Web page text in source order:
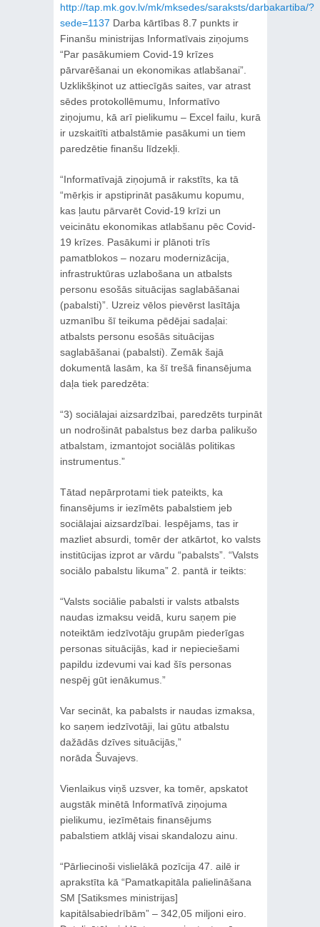
http://tap.mk.gov.lv/mk/mksedes/saraksts/darbakartiba/?
sede=1137 Darba kārtības 8.7 punkts ir
Finanšu ministrijas Informatīvais ziņojums
“Par pasākumiem Covid-19 krīzes
pārvarēšanai un ekonomikas atlabšanai”.
Uzklikšķinot uz attiecīgās saites, var atrast
sēdes protokollēmumu, Informatīvo
ziņojumu, kā arī pielikumu – Excel failu, kurā
ir uzskaitīti atbalstāmie pasākumi un tiem
paredzētie finanšu līdzekļi.
“Informatīvajā ziņojumā ir rakstīts, ka tā
“mērķis ir apstiprināt pasākumu kopumu,
kas ļautu pārvarēt Covid-19 krīzi un
veicinātu ekonomikas atlabšanu pēc Covid-
19 krīzes. Pasākumi ir plānoti trīs
pamatblokos – nozaru modernizācija,
infrastruktūras uzlabošana un atbalsts
personu esošās situācijas saglabāšanai
(pabalsti)”. Uzreiz vēlos pievērst lasītāja
uzmanību šī teikuma pēdējai sadaļai:
atbalsts personu esošās situācijas
saglabāšanai (pabalsti). Zemāk šajā
dokumentā lasām, ka šī trešā finansējuma
daļa tiek paredzēta:
“3) sociālajai aizsardzībai, paredzēts turpināt
un nodrošināt pabalstus bez darba palikušo
atbalstam, izmantojot sociālās politikas
instrumentus.”
Tātad nepārprotami tiek pateikts, ka
finansējums ir iezīmēts pabalstiem jeb
sociālajai aizsardzībai. Iespējams, tas ir
mazliet absurdi, tomēr der atkārtot, ko valsts
institūcijas izprot ar vārdu “pabalsts”. “Valsts
sociālo pabalstu likuma” 2. pantā ir teikts:
“Valsts sociālie pabalsti ir valsts atbalsts
naudas izmaksu veidā, kuru saņem pie
noteiktām iedzīvotāju grupām piederīgas
personas situācijās, kad ir nepieciešami
papildu izdevumi vai kad šīs personas
nespēj gūt ienākumus.”
Var secināt, ka pabalsts ir naudas izmaksa,
ko saņem iedzīvotāji, lai gūtu atbalstu
dažādās dzīves situācijās,”
norāda Šuvajevs.
Vienlaikus viņš uzsver, ka tomēr, apskatot
augstāk minētā Informatīvā ziņojuma
pielikumu, iezīmētais finansējums
pabalstiem atklāj visai skandalozu ainu.
“Pārliecinoši vislielākā pozīcija 47. ailē ir
aprakstīta kā “Pamatkapitāla palielināšana
SM [Satiksmes ministrijas]
kapitālsabiedrībām” – 342,05 miljoni eiro.